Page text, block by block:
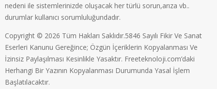
nedeni ile sistemlerinizde oluşacak her türlü sorun,arıza vb..
durumlar kullanıcı sorumluluğundadır.
Copyright © 2026 Tüm Hakları Saklıdır.5846 Sayılı Fikir Ve Sanat
Eserleri Kanunu Gereğince; Özgün İçeriklerin Kopyalanması Ve
İzinsiz Paylaşılması Kesinlikle Yasaktır. Freeteknoloji.com’daki
Herhangi Bir Yazının Kopyalanması Durumunda Yasal İşlem
Başlatılacaktır.